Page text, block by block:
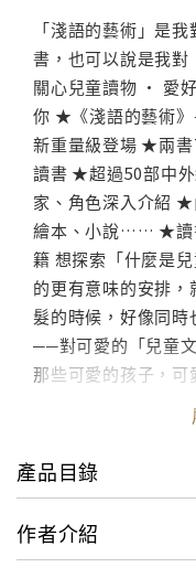
「淺語的藝術」是
書，也可以說是我對
關心兒童讀物 • 愛
你 ★《淺語的藝術
新重量級登場 ★兩
讀書 ★超過50部中
家、角色深入介紹 ★
繪本、小說…… ★讀
籍 想探索「什麼是
的更有意味的安排
髮的時候，好像同
──對可愛的「兒童
那些可愛的孩子，可
容和笑聲，塑成一
林良先生對兒童文
得懂、看得懂的淺顯
以，以淺顯的語言
產品目錄
作者介紹